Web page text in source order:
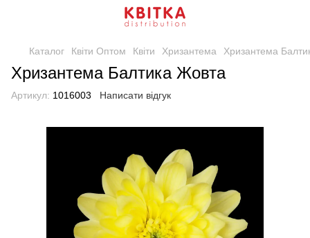
Каталог Квіти Оптом Квіти Хризантема Хризантема
Хризантема Балтика Жовта
Артикул: 1016003 Написати відгук